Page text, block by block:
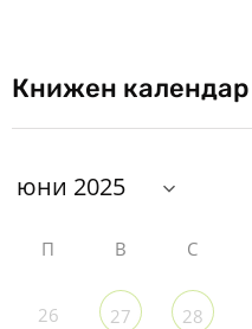
Книжен календар
П В С
26 27 28